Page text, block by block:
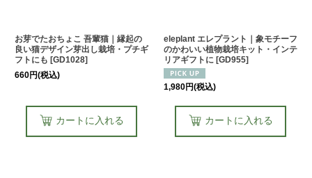
お芽でたおちょこ 吾輩猫｜縁起の
良い猫デザイン芽出し栽培・プチギ
フトにも [GD1028]
660円(税込)
カートに入れる
eleplant エレプラント｜象モチーフ
のかわいい植物栽培キット・インテ
リアギフトに [GD955]
1,980円(税込)
カートに入れる